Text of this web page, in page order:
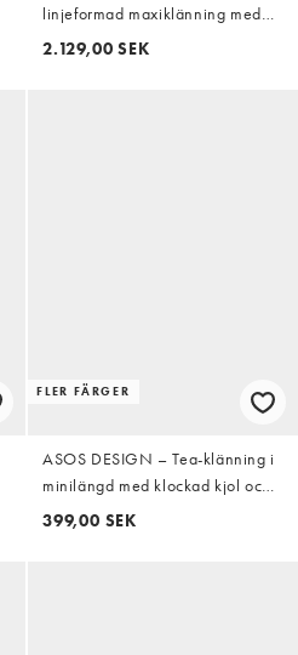
linjeformad maxiklänning med
blusärmar, knytning vid halsen
2.129,00 SEK
FLER FÄRGER
ASOS DESIGN – Tea-klänning i
minilängd med klockad kjol och
prickigt mönster
399,00 SEK